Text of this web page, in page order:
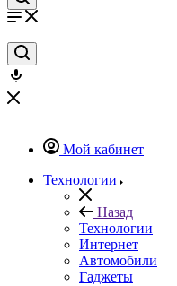
Мой кабинет
Технологии
Назад
Технологии
Интернет
Автомобили
Гаджеты